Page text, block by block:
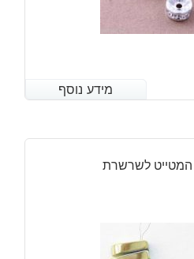
מידע נוסף
מידע נוסף
המטייט לשרשרת